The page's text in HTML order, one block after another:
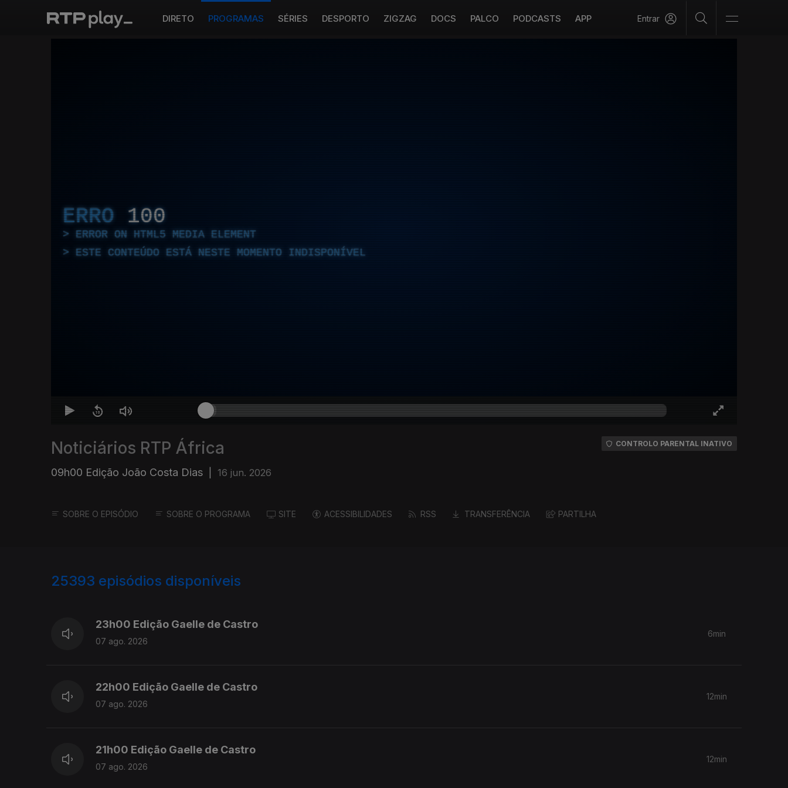
DIRETO PROGRAMAS SÉRIES DESPORTO ZIGZAG DOCS PALCO PODCASTS APP Entrar
ERRO 100
ERROR ON HTML5 MEDIA ELEMENT
ESTE CONTEÚDO ESTÁ NESTE MOMENTO INDISPONÍVEL
Noticiários RTP África
09h00 Edição João Costa Dias 16 jun. 2026
CONTROLO PARENTAL INATIVO
SOBRE O EPISÓDIO SOBRE O PROGRAMA SITE ACESSIBILIDADES RSS TRANSFERÊNCIA PARTILHA
25393 episódios disponíveis
23h00 Edição Gaelle de Castro
07 ago. 2026
6min
22h00 Edição Gaelle de Castro
07 ago. 2026
12min
21h00 Edição Gaelle de Castro
07 ago. 2026
12min